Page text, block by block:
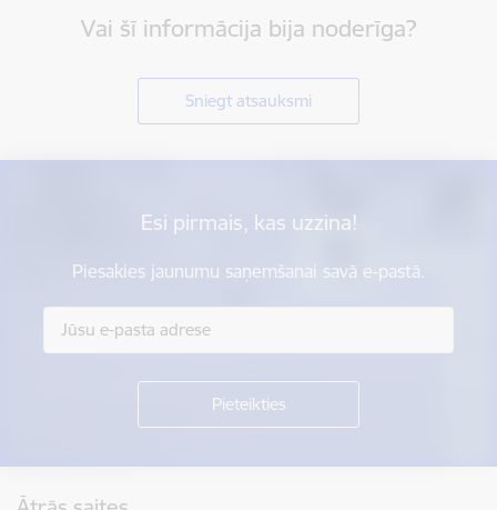
Vai šī informācija bija noderīga?
Sniegt atsauksmi
Esi pirmais, kas uzzina!
Piesakies jaunumu saņemšanai savā e-pastā.